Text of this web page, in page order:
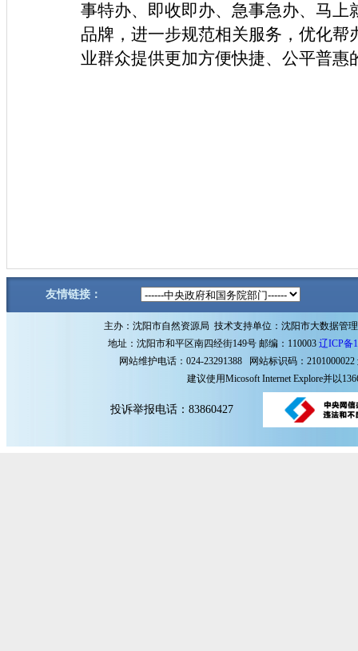
事特办、即收即办、急事急办、马
品牌，进一步规范相关服务，优化
业群众提供更加方便快捷、公平普
友情链接：
主办：沈阳市自然资源局 技术支持单位：沈阳市大数据管
地址：沈阳市和平区南四经街149号 邮编：110003 辽ICP备
网站维护电话：024-23291388 网站标识码：2101000022
建议使用Micosoft Internet Explore并以
投诉举报电话：83860427